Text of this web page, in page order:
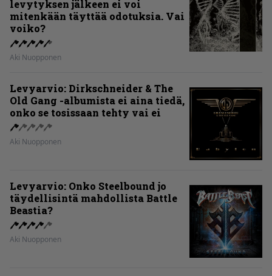
levytyksen jälkeen ei voi
mitenkään täyttää odotuksia. Vai
voiko?
Aki Nuopponen
Levyarvio: Dirkschneider & The
Old Gang -albumista ei aina tiedä,
onko se tosissaan tehty vai ei
Aki Nuopponen
Levyarvio: Onko Steelbound jo
täydellisintä mahdollista Battle
Beastia?
Aki Nuopponen